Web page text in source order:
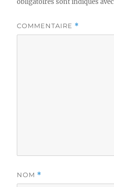
obligatoires sont indiqués avec
COMMENTAIRE *
NOM *